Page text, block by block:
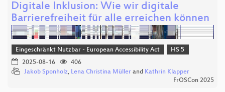
Digitale Inklusion: Wie wir digitale
Barrierefreiheit für alle erreichen können
Eingeschränkt Nutzbar - European Accessibility Act
HS 5
2025-08-16
406
Jakob Sponholz, Lena Christina Müller and Kathrin Klapper
FrOSCon 2025